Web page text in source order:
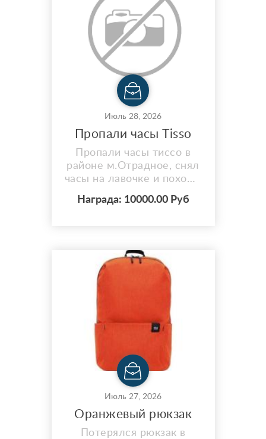
Июль 28, 2026
Пропали часы Tisso
Пропали часы тиссо в
районе м.Отрадное, снял
часы на лавочке и похоже
вознаграждение.
Награда: 10000.00 Руб
Июль 27, 2026
Оранжевый рюкзак
Потерялся рюкзак в